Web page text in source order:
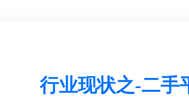
行业现状之-二手